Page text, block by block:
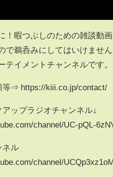
！暇つぶしのための雑談動
で鵜呑みにしてはいけません
テイメントチャンネルです。
⇒ https://kiii.co.jp/contact/
ップラジオチャンネル↓
channel/UC-pQL-
ネル
channel/